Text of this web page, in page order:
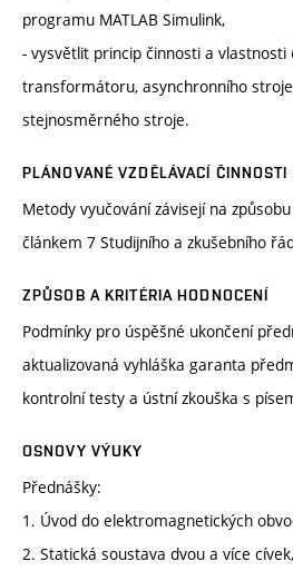
programu MATLAB Simulink,
- vysvětlit princip činnosti a
transformátoru, asynchronního
stejnosměrného stroje.
PLÁNOVANÉ VZDĚLÁVACÍ
Metody vyučování závisejí na
článkem 7 Studijního a zkušebního
ZPŮSOB A KRITÉRIA HODNOCENÍ
Podmínky pro úspěšné ukončení
aktualizovaná vyhláška garanta
kontrolní testy a ústní zkouška s
OSNOVY VÝUKY
Přednášky:
1. Úvod do elektromagnetických
2. Statická soustava dvou a více